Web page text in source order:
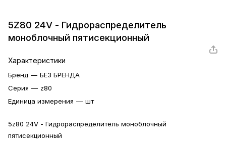
5Z80 24V - Гидрораспределитель
моноблочный пятисекционный
Характеристики
Бренд — БЕЗ БРЕНДА
Серия — z80
Единица измерения — шт
5z80 24V - Гидрораспределитель моноблочный
пятисекционный